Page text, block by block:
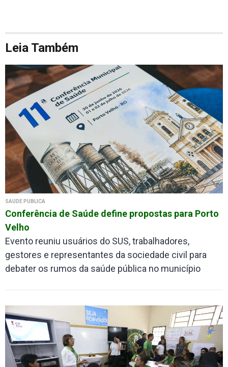
Leia Também
SAÚDE PÚBLICA
Conferência de Saúde define propostas para Porto
Velho
Evento reuniu usuários do SUS, trabalhadores,
gestores e representantes da sociedade civil para
debater os rumos da saúde pública no município